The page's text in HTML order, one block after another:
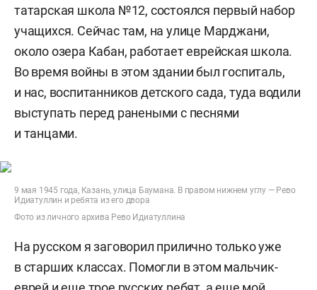
татарская школа №12, состоялся первый набор
учащихся. Сейчас там, на улице Марджани,
около озера Кабан, работает еврейская школа.
Во время войны в этом здании был госпиталь,
и нас, воспитанников детского сада, туда водили
выступать перед ранеными с песнями
и танцами.
9 мая 1945 года, Казань, улица Баумана. В правом нижнем углу — Рево
Идиатуллин и ребята из его двора
Фото из личного архива Рево Идиатуллина
На русском я заговорил прилично только уже
в старших классах. Помогли в этом мальчик-